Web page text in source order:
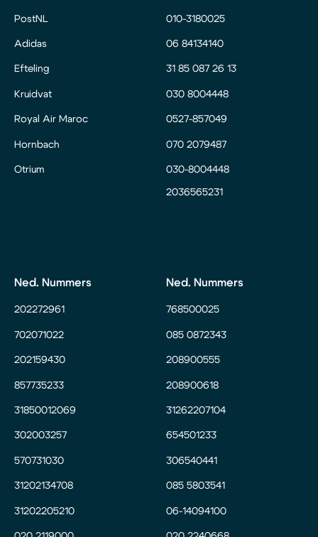
PostNL
Adidas
Efteling
Kruidvat
Royal Air Maroc
Hornbach
Otrium
010-3180025
06 84134140
31 85 087 26 13
030 8004448
0527-857049
070 2079487
030-8004448
2036565231
Ned. Nummers
202272961
702071022
202159430
857735233
31850012069
302003257
570731030
31202134708
31202205210
Ned. Nummers
768500025
085 0872343
208900555
208900618
31262207104
654501233
306540441
085 5803541
06-14094100